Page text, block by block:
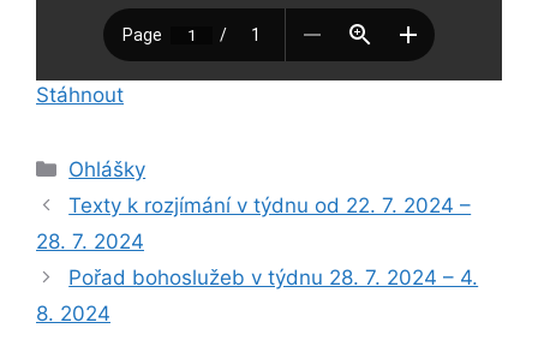
Stáhnout
Rubriky
Ohlášky
Texty k rozjímání v týdnu od 22. 7. 2024 –
28. 7. 2024
Pořad bohoslužeb v týdnu 28. 7. 2024 – 4.
8. 2024